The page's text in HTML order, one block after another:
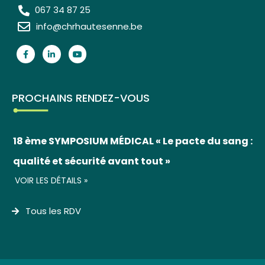
067 34 87 25
info@chrhautesenne.be
PROCHAINS RENDEZ-VOUS
18 ème SYMPOSIUM MÉDICAL « Le pacte du sang :
qualité et sécurité avant tout »
VOIR LES DÉTAILS »
Tous les RDV